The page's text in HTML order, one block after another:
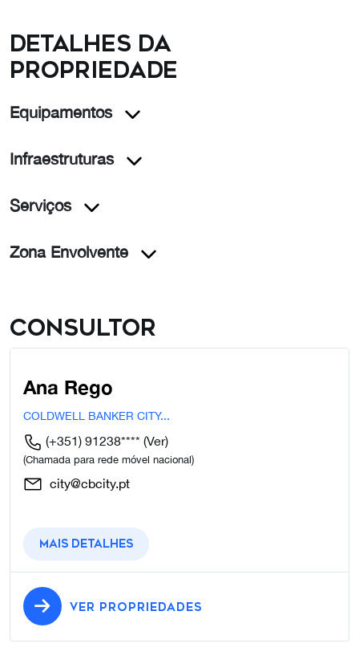
Detalhes da
propriedade
Equipamentos
Infraestruturas
Serviços
Zona Envolvente
Consultor
Ana Rego
COLDWELL BANKER CITY...
(+351) 91238**** (Ver)
(Chamada para rede móvel nacional)
city@cbcity.pt
Mais detalhes
VER PROPRIEDADES